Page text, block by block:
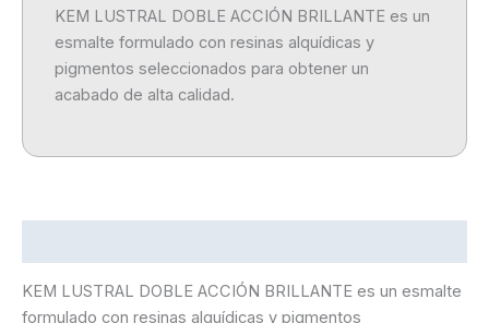
KEM LUSTRAL DOBLE ACCIÓN BRILLANTE es un
esmalte formulado con resinas alquídicas y
pigmentos seleccionados para obtener un
acabado de alta calidad.
KEM LUSTRAL DOBLE ACCIÓN BRILLANTE es un esmalte
formulado con resinas alquídicas y pigmentos